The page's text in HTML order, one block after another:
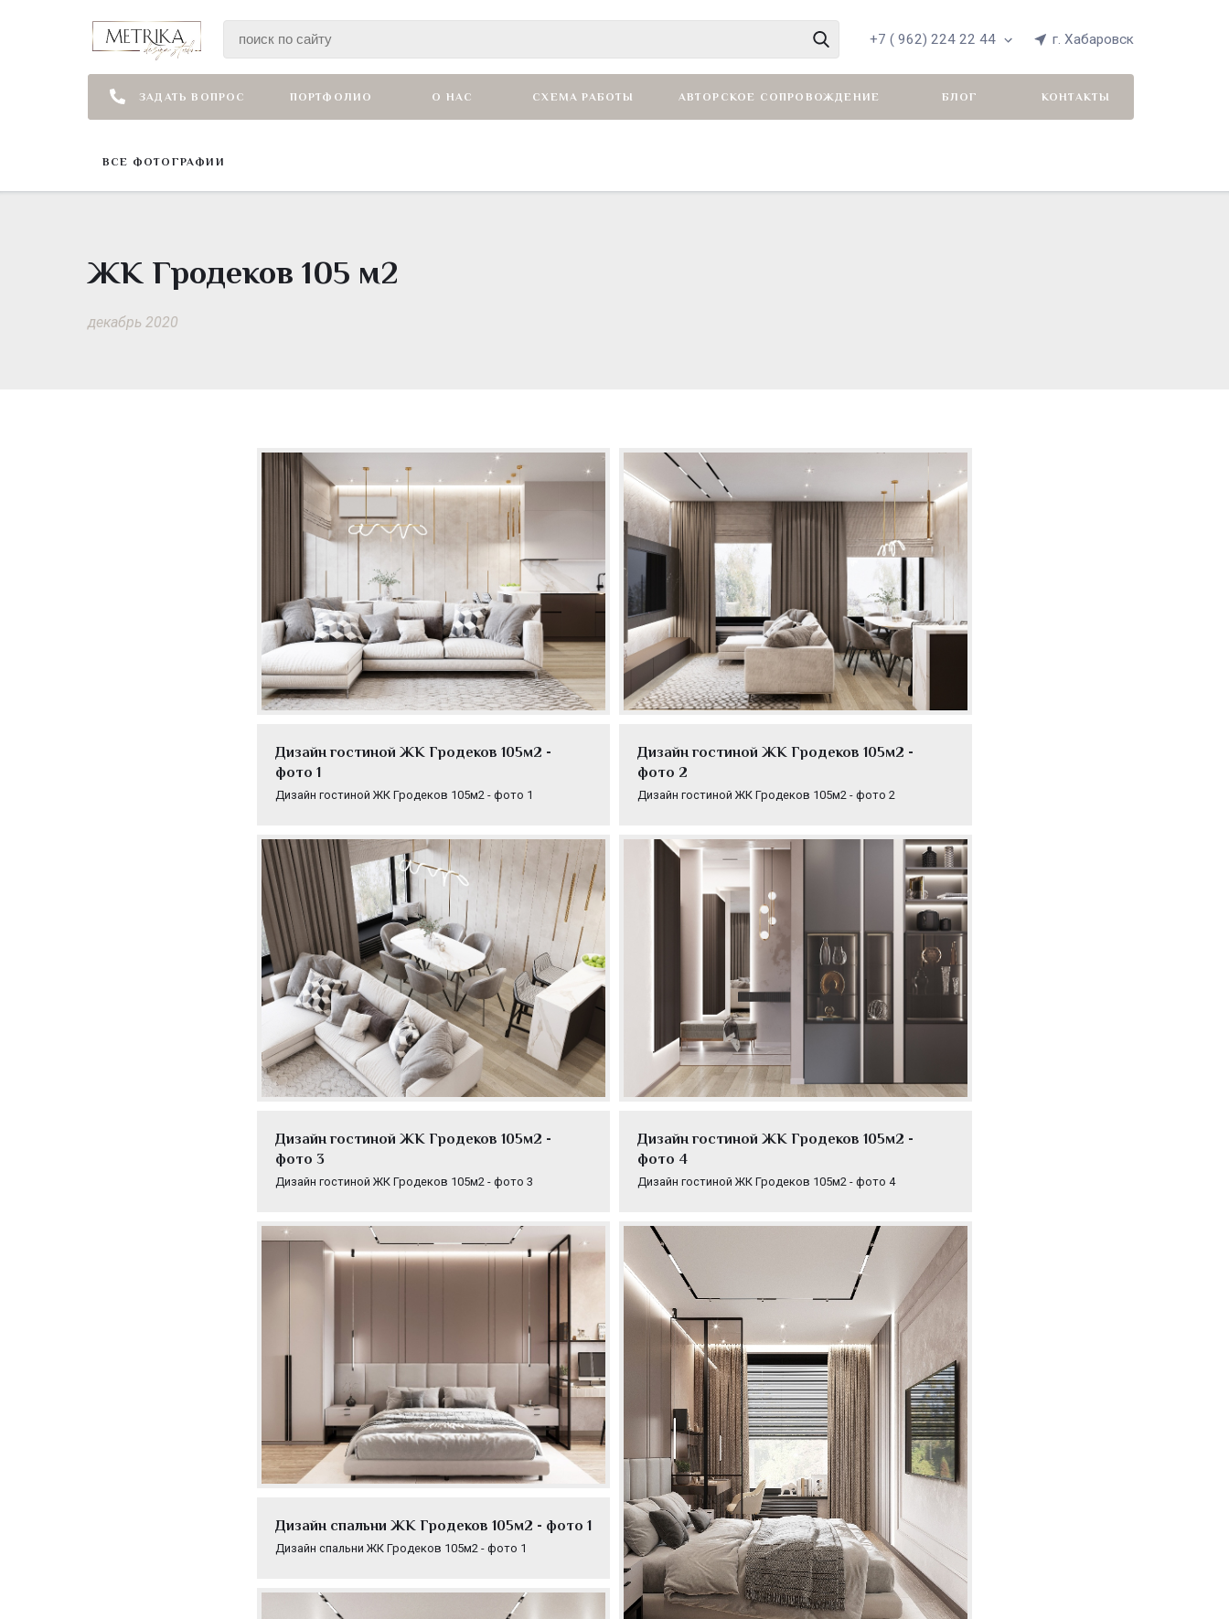
+7 ( 962) 224 22 44 г. Хабаровск
ЗАДАТЬ ВОПРОС ПОРТФОЛИО О НАС СХЕМА РАБОТЫ АВТОРСКОЕ СОПРОВОЖДЕНИЕ БЛОГ КОНТАКТЫ
ВСЕ ФОТОГРАФИИ
ЖК Гродеков 105 м2
декабрь 2020
Дизайн гостиной ЖК Гродеков 105м2 -
фото 1
Дизайн гостиной ЖК Гродеков 105м2 - фото 1
Дизайн гостиной ЖК Гродеков 105м2 -
фото 2
Дизайн гостиной ЖК Гродеков 105м2 - фото 2
Дизайн гостиной ЖК Гродеков 105м2 -
фото 3
Дизайн гостиной ЖК Гродеков 105м2 - фото 3
Дизайн гостиной ЖК Гродеков 105м2 -
фото 4
Дизайн гостиной ЖК Гродеков 105м2 - фото 4
Дизайн спальни ЖК Гродеков 105м2 - фото 1
Дизайн спальни ЖК Гродеков 105м2 - фото 1